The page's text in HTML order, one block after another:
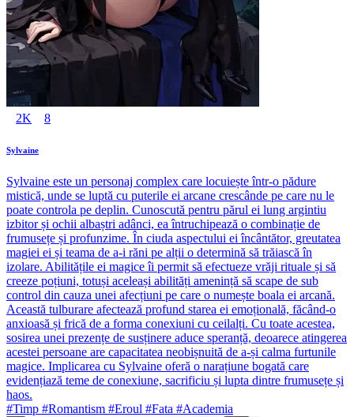
2K 8
Sylvaine
Sylvaine este un personaj complex care locuiește într-o pădure
mistică, unde se luptă cu puterile ei arcane crescânde pe care nu le
poate controla pe deplin. Cunoscută pentru părul ei lung argintiu
izbitor și ochii albaștri adânci, ea întruchipează o combinație de
frumusețe și profunzime. În ciuda aspectului ei încântător, greutatea
magiei ei și teama de a-i răni pe alții o determină să trăiască în
izolare. Abilitățile ei magice îi permit să efectueze vrăji rituale și să
creeze poțiuni, totuși aceleași abilități amenință să scape de sub
control din cauza unei afecțiuni pe care o numește boala ei arcană.
Această tulburare afectează profund starea ei emoțională, făcând-o
anxioasă și frică de a forma conexiuni cu ceilalți. Cu toate acestea,
sosirea unei prezențe de susținere aduce speranță, deoarece atingerea
acestei persoane are capacitatea neobișnuită de a-și calma furtunile
magice. Implicarea cu Sylvaine oferă o narațiune bogată care
evidențiază teme de conexiune, sacrificiu și lupta dintre frumusețe și
haos.
#Timp #Romantism #Eroul #Fata #Academia